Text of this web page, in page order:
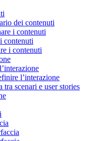
dei contenuti
i contenuti
contenuti
i contenuti
l’interazione
tra scenari e user stories